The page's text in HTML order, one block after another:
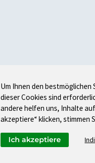
Um Ihnen den bestmöglichen
dieser Cookies sind
andere helfen uns, Inhalte
akzeptiere“ klicken, stimmen
Ich akzeptiere